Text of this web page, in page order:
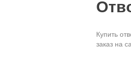
Купить
заказ на